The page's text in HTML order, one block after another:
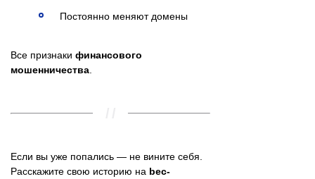
Постоянно меняют домены
Все признаки финансового
мошенничества
Если вы уже попались — не вините себя.
Расскажите свою историю на bec-